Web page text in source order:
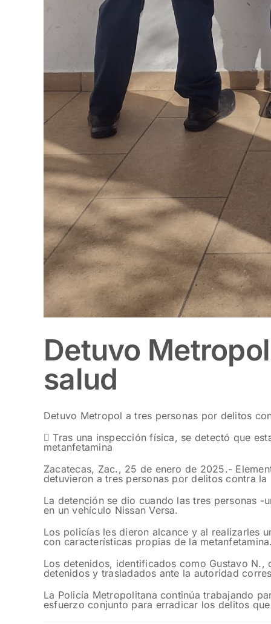
Detuvo
salud
Detuvo Metropol a tres personas por delitos
 Tras una inspección física, se detectó que
metanfetamina
Zacatecas, Zac., 25 de enero de 2025.-
detuvieron a tres personas por delitos contra la
La detención se dio cuando las tres personas
en un vehículo Nissan Versa.
Los policías les dieron alcance y al realizarles
con características propias de la metanfetamina.
Los detenidos, identificados como Gustavo
detenidos y trasladados ante la autoridad
La Policía Metropolitana continúa trabajando
esfuerzo conjunto para erradicar los delitos